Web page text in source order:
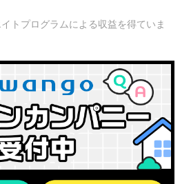
トプログラムによる収益を得ていま